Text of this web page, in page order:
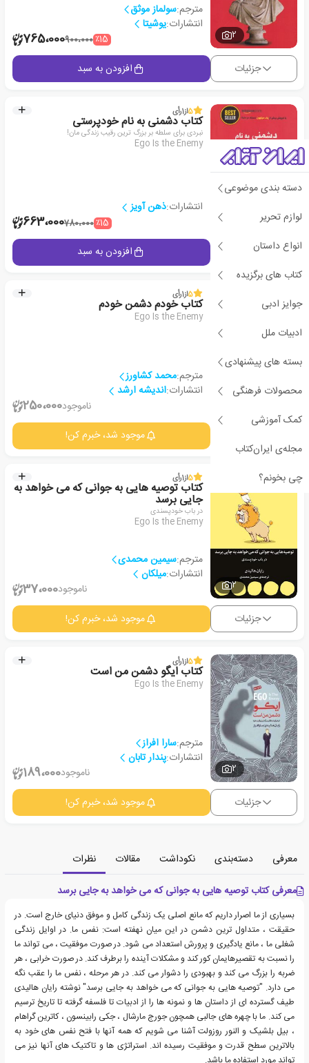
دسته بندی موضوعی
لوازم تحریر
انواع داستان
کتاب های برگزیده
جوایز ادبی
ادبیات ملل
بسته های پیشنهادی
محصولات فرهنگی
کمک آموزشی
مجله‌ی ایران‌کتاب
چی بخونم؟
2
مترجم:سولماز موثق
انتشارات:یوشیتا
٪15900،000765،000
جزئیات افزودن به سبد
5از1رأی
کتاب دشمنی به نام خودپرستی
نبردی برای سلطه بر بزرگ ترین رقیب زندگی مان!
Ego Is the Enemy
انتشارات:ذهن آویز
٪15780،000663،000
جزئیات افزودن به سبد
5از1رأی
کتاب خودم دشمن خودم
Ego Is the Enemy
مترجم:محمد کشاورز
انتشارات:اندیشه ارشد
ناموجود250،000
موجود شد، خبرم کن!
2
5از1رأی
کتاب توصیه هایی به جوانی که می خواهد به
جایی برسد
در باب خودپسندی
Ego Is the Enemy
مترجم:سیمین محمدی
انتشارات:میلکان
ناموجود37،000
جزئیات موجود شد، خبرم کن!
2
5از1رأی
کتاب ایگو دشمن من است
Ego Is the Enemy
مترجم:سارا افراز
انتشارات:پندار تابان
ناموجود189،000
جزئیات موجود شد، خبرم کن!
معرفی دسته‌بندی نکوداشت مقالات
نظرات
معرفی کتاب توصیه هایی به جوانی که می خواهد به جایی برسد
بسیاری از ما اصرار داریم که مانع اصلی یک زندگی کامل و موفق دنیای خارج است. در
حقیقت ، متداول ترین دشمن در این میان نهفته است: نفس ما. در اوایل زندگی
شغلی ما ، مانع یادگیری و پرورش استعداد می شود. در صورت موفقیت ، می تواند ما
را نسبت به تقصیرهایمان کور کند و مشکلات آینده را برطرف کند. در صورت خرابی ، هر
ضربه را بزرگ می کند و بهبودی را دشوار می کند. در هر مرحله ، نفس ما را عقب نگه
می دارد. "توصیه هایی به جوانی که می خواهد به جایی برسد" نوشته رایان هالیدی
طیف گسترده ای از داستان ها و نمونه ها را از ادبیات تا فلسفه گرفته تا تاریخ ترسیم
می کند. ما با چهره های جالبی همچون جورج مارشال ، جکی رابینسون ، کاترین گراهام
، بیل بلشیک و النور روزولت آشنا می شویم که همه آنها با فتح نفس های خود به
بالاترین سطح قدرت و موفقیت رسیده اند. استراتژی ها و تاکتیک های آنها نیز می
تواند مورد استفاده ما باشد.